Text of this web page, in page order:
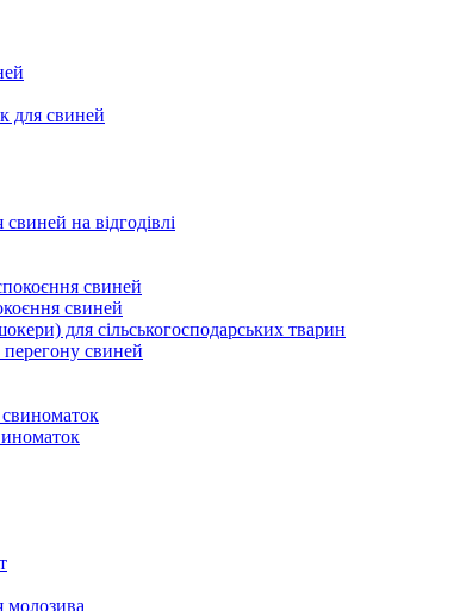
для свиней
на відгодівлі
свиней
для сільськогосподарських тварин
перегону свиней
молозива